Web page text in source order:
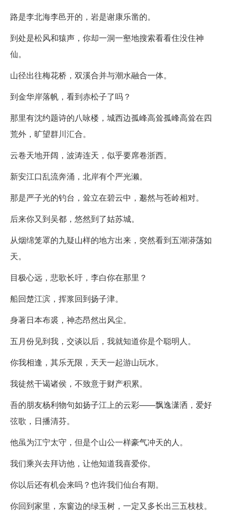
路是李北海李邑开的，岩是谢康乐凿的。
到处是松风和猿声，你却一洞一壑地搜索看看住没住神
仙。
山径出往梅花桥，双溪合并与潮水融合一体。
到金华岸落帆，看到赤松子了吗？
那里有沈约题诗的八咏楼，城西边孤峰高耸孤峰高耸在四
荒外，旷望群川汇合。
云卷天地开阔，波涛连天，似乎要席卷浙西。
新安江口乱流奔涌，北岸有个严光濑。
那是严子光的钓台，耸立在碧云中，邈然与苍岭相对。
后来你又到吴都，悠然到了姑苏城。
从烟绵笼罩的九疑山样的地方出来，突然看到五湖漭荡如
天。
目极心远，悲歌长吁，李白你在那里？
船回楚江滨，挥浆回到扬子津。
身著日本布裘，神态昂然出风尘。
五月份见到我，交谈以后，我就知道你是个聪明人。
你我相逢，其乐无限，天天一起游山玩水。
我徒然干谒诸侯，不致意于财产积累。
吾的朋友杨利物句如扬子江上的云彩——飘逸潇洒，爱好
弦歌，日播清芬。
他虽为江宁太守，但是个山公一样豪气冲天的人。
我们乘兴去拜访他，让他知道我喜爱你。
你以后还有机会来吗？也许我们仙台有期。
你回到家里，东窗边的绿玉树，一定又多长出三五枝枝。